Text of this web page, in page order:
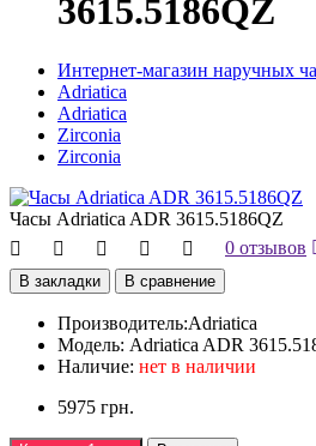
3615.5186QZ
Интернет-магазин наручных
Adriatica
Adriatica
Zirconia
Zirconia
Часы Adriatica ADR 3615.5186QZ
0 отзывов
В закладки В сравнение
Производитель:Adriatica
Модель: Adriatica ADR
Наличие: нет в наличии
5975 грн.